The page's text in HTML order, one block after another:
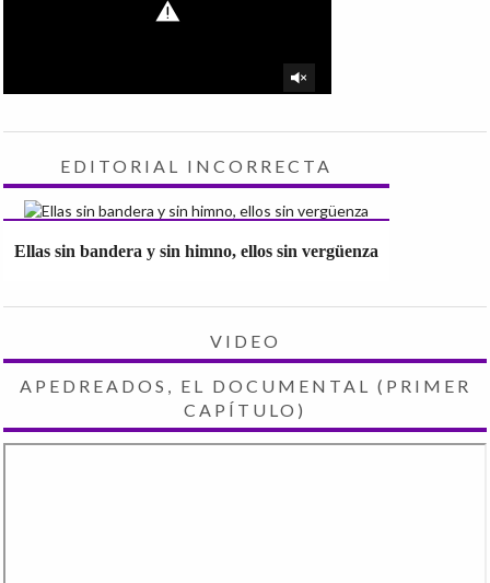
EDITORIAL INCORRECTA
Ellas sin bandera y sin himno, ellos sin vergüenza
VIDEO
APEDREADOS, EL DOCUMENTAL (PRIMER
CAPÍTULO)